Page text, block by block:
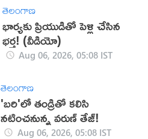
తెలంగాణ
భార్యకు ప్రియుడితో పెళ్లి చేసిన
భర్త! (వీడియో)
Aug 06, 2026, 05:08 IST
తెలంగాణ
'బరి'లో తండ్రితో కలిసి
నటించనున్న వరుణ్ తేజ్!
Aug 06, 2026, 05:08 IST